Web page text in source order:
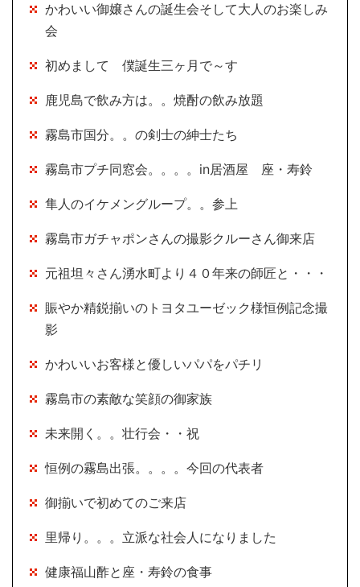
かわいい御嬢さんの誕生会そして大人のお楽しみ
会
初めまして 僕誕生三ヶ月で～す
鹿児島で飲み方は。。焼酎の飲み放題
霧島市国分。。の剣士の紳士たち
霧島市プチ同窓会。。。。in居酒屋 座・寿鈴
隼人のイケメングループ。。参上
霧島市ガチャポンさんの撮影クルーさん御来店
元祖坦々さん湧水町より４０年来の師匠と・・・
賑やか精鋭揃いのトヨタユーゼック様恒例記念撮
影
かわいいお客様と優しいパパをパチリ
霧島市の素敵な笑顔の御家族
未来開く。。壮行会・・祝
恒例の霧島出張。。。。今回の代表者
御揃いで初めてのご来店
里帰り。。。立派な社会人になりました
健康福山酢と座・寿鈴の食事